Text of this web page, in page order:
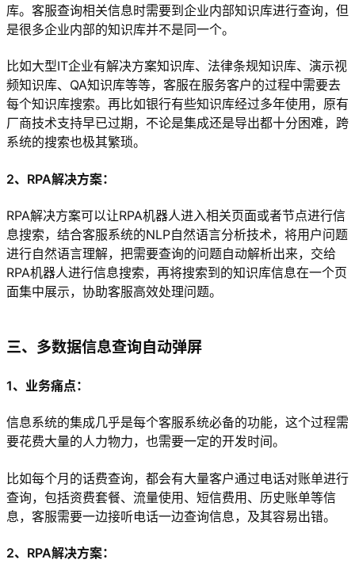
库。客服查询相关信息时需要到企业内部知识库进行查询，但
是很多企业内部的知识库并不是同一个。
比如大型IT企业有解决方案知识库、法律条规知识库、演示视
频知识库、QA知识库等等，客服在服务客户的过程中需要去
每个知识库搜索。再比如银行有些知识库经过多年使用，原有
厂商技术支持早已过期，不论是集成还是导出都十分困难，跨
系统的搜索也极其繁琐。
2、RPA解决方案：
RPA解决方案可以让RPA机器人进入相关页面或者节点进行信
息搜索，结合客服系统的NLP自然语言分析技术，将用户问题
进行自然语言理解，把需要查询的问题自动解析出来，交给
RPA机器人进行信息搜索，再将搜索到的知识库信息在一个页
面集中展示，协助客服高效处理问题。
三、多数据信息查询自动弹屏
1、业务痛点：
信息系统的集成几乎是每个客服系统必备的功能，这个过程需
要花费大量的人力物力，也需要一定的开发时间。
比如每个月的话费查询，都会有大量客户通过电话对账单进行
查询，包括资费套餐、流量使用、短信费用、历史账单等信
息，客服需要一边接听电话一边查询信息，及其容易出错。
2、RPA解决方案：